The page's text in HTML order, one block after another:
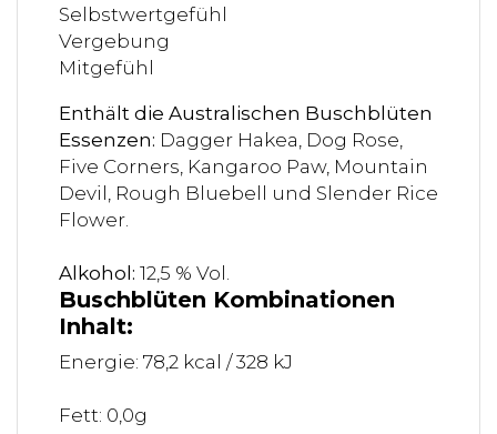
Selbstwertgefühl
Vergebung
Mitgefühl
Enthält die Australischen Buschblüten
Essenzen: Dagger Hakea, Dog Rose,
Five Corners, Kangaroo Paw, Mountain
Devil, Rough Bluebell und Slender Rice
Flower.
Alkohol: 12,5 % Vol.
Buschblüten Kombinationen
Inhalt:
Energie: 78,2 kcal / 328 kJ
Fett: 0,0g